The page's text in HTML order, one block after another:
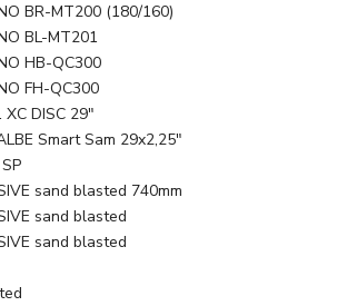
BR-MT200 (180/160)
BL-MT201
HB-QC300
FH-QC300
XC DISC 29"
Smart Sam 29x2,25"
sand blasted 740mm
sand blasted
sand blasted